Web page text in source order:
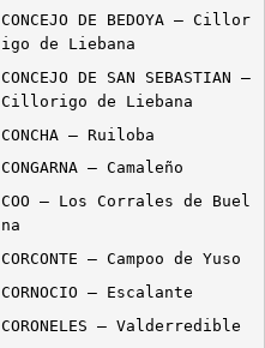
CONCEJO DE BEDOYA – Cillor
igo de Liebana
CONCEJO DE SAN SEBASTIAN –
Cillorigo de Liebana
CONCHA – Ruiloba
CONGARNA – Camaleño
COO – Los Corrales de Buel
na
CORCONTE – Campoo de Yuso
CORNOCIO – Escalante
CORONELES – Valderredible